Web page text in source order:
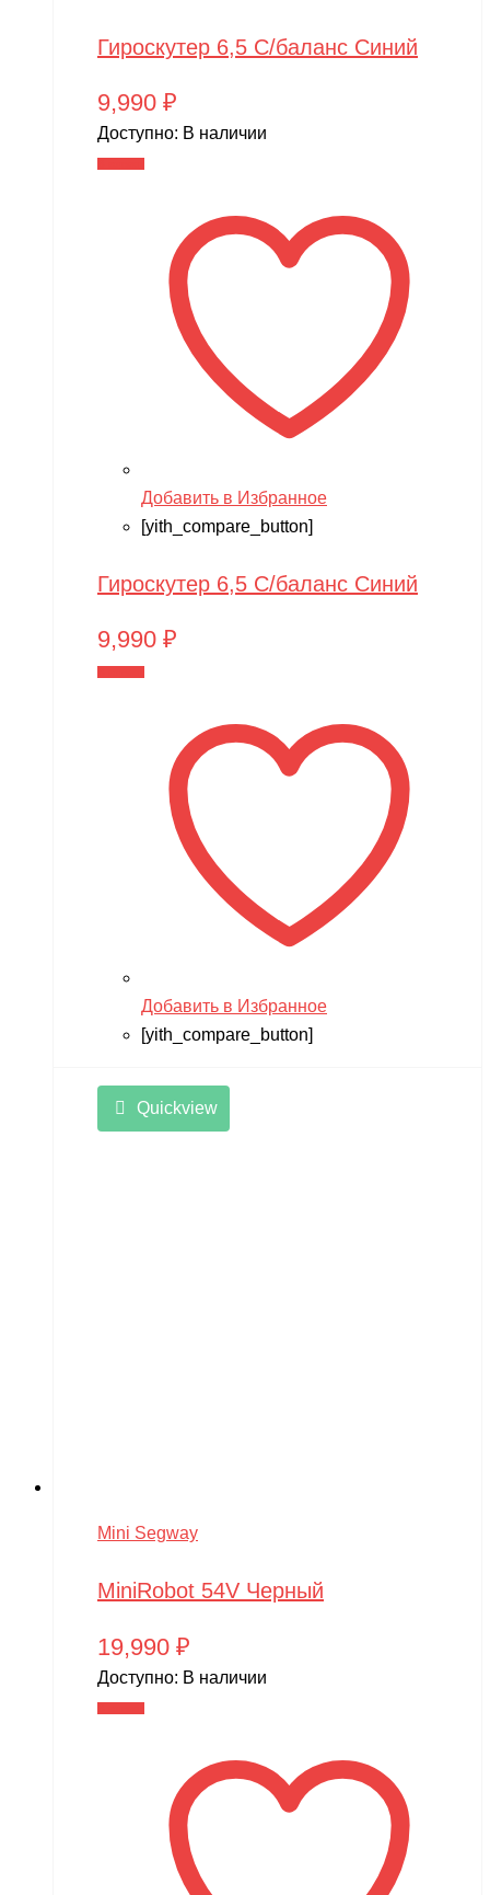
Гироскутер 6,5 С/баланс Синий
9,990 ₽
Доступно: В наличии
Добавить в Избранное
[yith_compare_button]
Гироскутер 6,5 С/баланс Синий
9,990 ₽
Добавить в Избранное
[yith_compare_button]
Quickview
Mini Segway
MiniRobot 54V Черный
19,990 ₽
Доступно: В наличии